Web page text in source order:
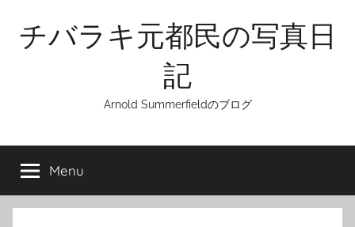
content
チバラキ元都民の写真日
記
Arnold Summerfieldのブログ
Menu